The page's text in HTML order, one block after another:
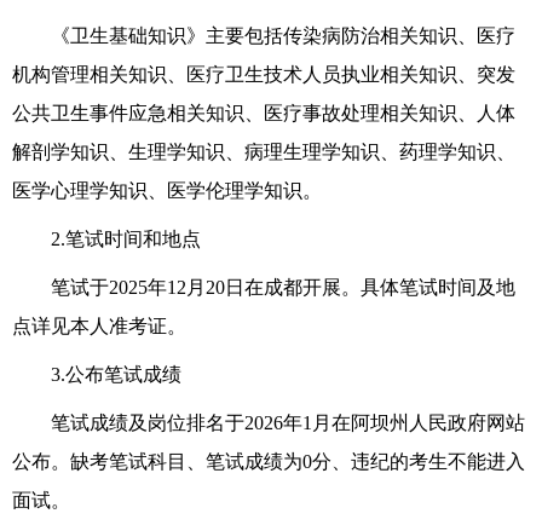
《卫生基础知识》主要包括传染病防治相关知识、医疗
机构管理相关知识、医疗卫生技术人员执业相关知识、突发
公共卫生事件应急相关知识、医疗事故处理相关知识、人体
解剖学知识、生理学知识、病理生理学知识、药理学知识、
医学心理学知识、医学伦理学知识。
2.笔试时间和地点
笔试于2025年12 月 20日在成都开展。具体笔试时间及地
点详见本人准考证。
3.公布笔试成绩
笔试成绩及 岗位排名于2026年1 月 在阿坝州人民政府网站
公布。缺考笔试科目、笔试成绩为0分、违纪的考生不能进入
面试。